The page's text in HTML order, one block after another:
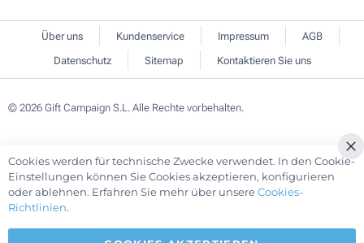
Über uns Kundenservice Impressum
AGB
Datenschutz
Sitemap Kontaktieren Sie uns
© 2026 Gift Campaign S.L. Alle Rechte vorbehalten.
Cookies werden für technische Zwecke verwendet. In den Cookie-
Einstellungen können Sie Cookies akzeptieren, konfigurieren
oder ablehnen. Erfahren Sie mehr über unsereCookies-
Richtlinien.